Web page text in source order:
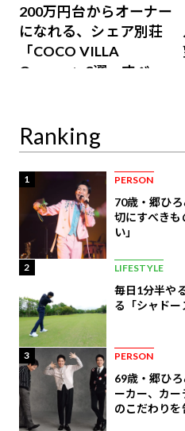
200万円台からオーナー
になれる、シェア別荘
「COCO VILLA
Owners」3選。すべて
Ranking
1 PERSON
70歳・郷ひ
切にすべき
い」
2 LIFESTYLE
毎日1分半や
る「シャド
3 PERSON
69歳・郷ひ
ーカー、カ
のこだわりを